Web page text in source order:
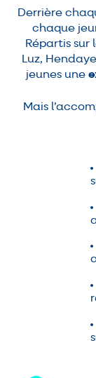
Derrière
chaque
Répartis
Luz,
jeunes une
Mais